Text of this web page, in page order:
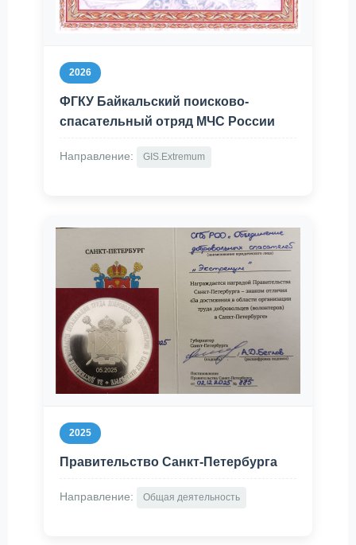
2026
ФГКУ Байкальский поисково-
спасательный отряд МЧС России
Направление: GIS.Extremum
2025
Правительство Санкт-Петербурга
Направление: Общая деятельность